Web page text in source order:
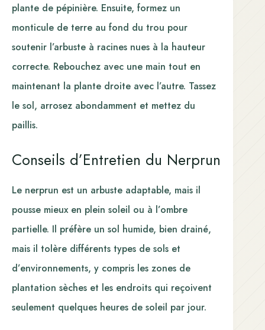
plante de pépinière. Ensuite, formez un
monticule de terre au fond du trou pour
soutenir l’arbuste à racines nues à la hauteur
correcte. Rebouchez avec une main tout en
maintenant la plante droite avec l’autre. Tassez
le sol, arrosez abondamment et mettez du
paillis.
Conseils d’Entretien du Nerprun
Le nerprun est un arbuste adaptable, mais il
pousse mieux en plein soleil ou à l’ombre
partielle. Il préfère un sol humide, bien drainé,
mais il tolère différents types de sols et
d’environnements, y compris les zones de
plantation sèches et les endroits qui reçoivent
seulement quelques heures de soleil par jour.